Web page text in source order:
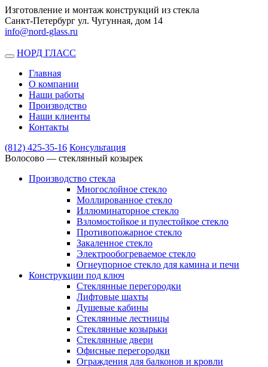
Изготовление и монтаж конструкций из стекла
Санкт-Петербург ул. Чугунная, дом 14
info@nord-glass.ru
Toggle
navigation
НОРД ГЛАСС
Главная
О компании
Наши работы
Производство
Наши клиенты
Контакты
(812) 425-35-16 Консультация
Волосово — стеклянный козырек
Производство стекла
Многослойное стекло
Моллированное стекло
Иллюминаторное стекло
Взломостойкое и пулестойкое стекло
Противопожарное стекло
Закаленное стекло
Электрообогреваемое стекло
Огнеупорное стекло для камина и печи
Конструкции под ключ
Стеклянные перегородки
Лифтовые шахты
Душевые кабины
Cтеклянные лестницы
Cтеклянные козырьки
Cтеклянные двери
Офисные перегородки
Ограждения для балконов и кровли